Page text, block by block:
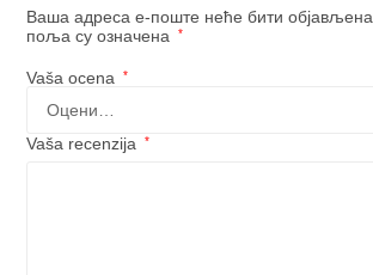
Ваша адреса е-поште неће бити објављена.
поља су означена
*
Vaša ocena *
Vaša recenzija *